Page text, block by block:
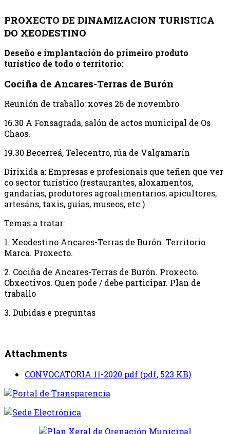
PROXECTO DE DINAMIZACION TURISTICA
DO XEODESTINO
Deseño e implantación do primeiro produto
turístico de todo o territorio:
Cociña de Ancares-Terras de Burón
Reunión de traballo: xoves 26 de novembro
16.30 A Fonsagrada, salón de actos municipal de Os
Chaos.
19.30 Becerreá, Telecentro, rúa de Valgamarín
Dirixida a: Empresas e profesionais que teñen que ver
co sector turístico (restaurantes, aloxamentos,
gandarías, produtores agroalimentarios, apicultores,
artesáns, taxis, guías, museos, etc.)
Temas a tratar:
1. Xeodestino Ancares-Terras de Burón. Territorio.
Marca. Proxecto.
2. Cociña de Ancares-Terras de Burón. Proxecto.
Obxectivos. Quen pode / debe participar. Plan de
traballo
3. Dubidas e preguntas
Attachments
CONVOCATORIA 11-2020.pdf (pdf, 523 KB)